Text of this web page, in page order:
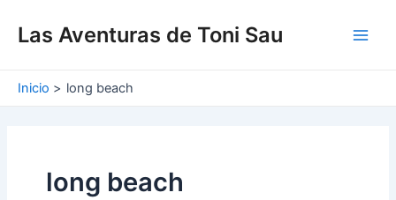
Las Aventuras de Toni Sau
Inicio long beach
long beach